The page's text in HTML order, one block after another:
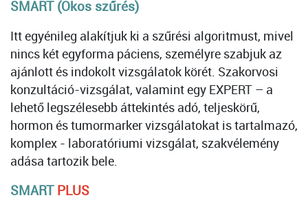
SMART (Okos szűrés)
Itt egyénileg alakítjuk ki a szűrési algoritmust, mivel
nincs két egyforma páciens, személyre szabjuk az
ajánlott és indokolt vizsgálatok körét. Szakorvosi
konzultáció-vizsgálat, valamint egy EXPERT – a
lehető legszélesebb áttekintés adó, teljeskörű,
hormon és tumormarker vizsgálatokat is tartalmazó,
komplex - laboratóriumi vizsgálat, szakvélemény
adása tartozik bele.
SMART PLUS